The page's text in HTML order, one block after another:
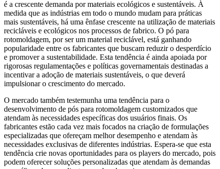
é a crescente demanda por materiais ecológicos e sustentáveis. À
medida que as indústrias em todo o mundo mudam para práticas
mais sustentáveis, há uma ênfase crescente na utilização de materiais
recicláveis ​​e ecológicos nos processos de fabrico. O pó para
rotomoldagem, por ser um material reciclável, está ganhando
popularidade entre os fabricantes que buscam reduzir o desperdício
e promover a sustentabilidade. Esta tendência é ainda apoiada por
rigorosas regulamentações e políticas governamentais destinadas a
incentivar a adoção de materiais sustentáveis, o que deverá
impulsionar o crescimento do mercado.
O mercado também testemunha uma tendência para o
desenvolvimento de pós para rotomoldagem customizados que
atendam às necessidades específicas dos usuários finais. Os
fabricantes estão cada vez mais focados na criação de formulações
especializadas que ofereçam melhor desempenho e atendam às
necessidades exclusivas de diferentes indústrias. Espera-se que esta
tendência crie novas oportunidades para os players do mercado, pois
podem oferecer soluções personalizadas que atendam às demandas